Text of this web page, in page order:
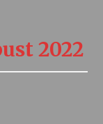
Stávám se
2022